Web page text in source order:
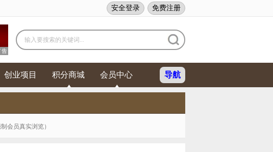
免费注册
安全登录
输入要搜索的关键词...
创业项目 积分商城 会员中心 导航
制会员真实浏览）